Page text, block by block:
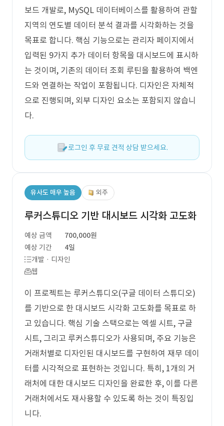
보드 개발로, MySQL 데이터베이스를 활용하여 관할
지역의 연도별 데이터 분석 결과를 시각화하는 것을
목표로 합니다. 핵심 기능으로는 관리자 페이지에서
입력된 9가지 추가 데이터 항목을 대시보드에 표시하
는 것이며, 기존의 데이터 조회 루틴을 활용하여 백엔
드와 연결하는 작업이 포함됩니다. 디자인은 자체적
으로 진행되며, 외부 디자인 요소는 포함되지 않습니
다.
로그인 후 무료 견적 상담 받으세요.
유사도 매우 높음 외주
루커스튜디오 기반 대시보드 시각화 고도화
예상 금액
700,000원
예상 기간
4일
개발 · 디자인
웹
이 프로젝트는 루커스튜디오(구글 데이터 스튜디오)
를 기반으로 한 대시보드 시각화 고도화를 목표로 하
고 있습니다. 핵심 기술 스택으로는 엑셀 시트, 구글
시트, 그리고 루커스튜디오가 사용되며, 주요 기능은
거래처별로 디자인된 대시보드를 구현하여 재무 데이
터를 시각적으로 표현하는 것입니다. 특히, 1개의 거
래처에 대한 대시보드 디자인을 완료한 후, 이를 다른
거래처에서도 재사용할 수 있도록 하는 것이 특징입
니다.